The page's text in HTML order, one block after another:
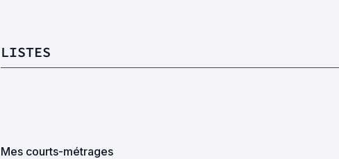
LISTES
Mes courts-métrages